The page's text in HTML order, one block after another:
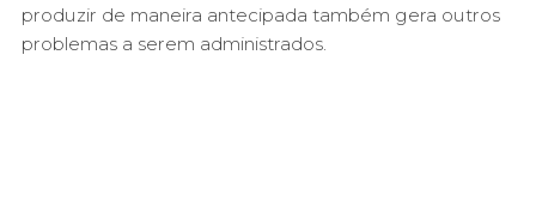
produzir de maneira antecipada também gera outros
problemas a serem administrados.